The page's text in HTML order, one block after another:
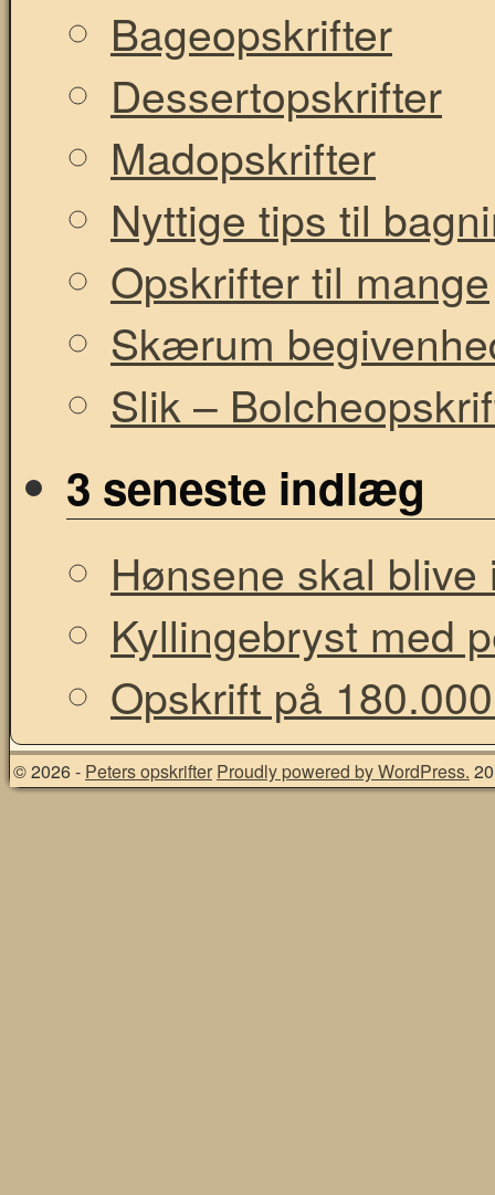
Bageopskrifter
Dessertopskrifter
Madopskrifter
Nyttige tips til
Opskrifter til mange
Skærum
Slik –
3 seneste indlæg
Hønsene skal
Kyllingebryst med
Opskrift på
© 2026 - Peters opskrifter Proudly powered by WordPress.